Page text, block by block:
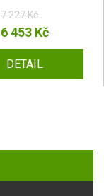
7 227 Kč
6 453 Kč
DETAIL